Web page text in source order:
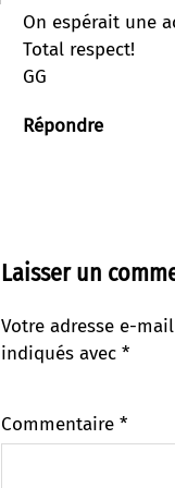
On espérait une
Total respect!
GG
Répondre
Laisser un
Votre adresse e-
indiqués avec *
Commentaire *